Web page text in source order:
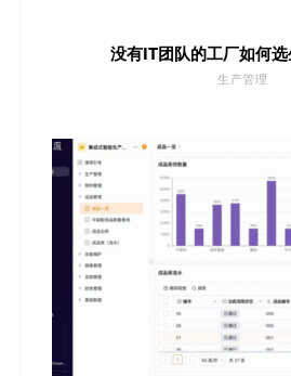
没有IT团队的工厂如何
生产管理